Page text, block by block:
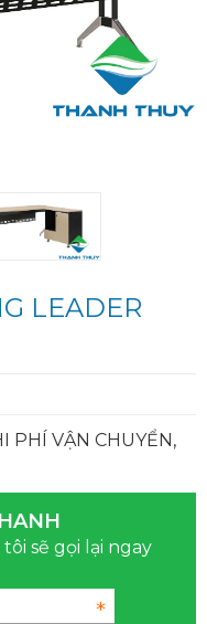
LEADER
PHÍ VẬN CHUYỂN,
sẽ gọi lại ngay